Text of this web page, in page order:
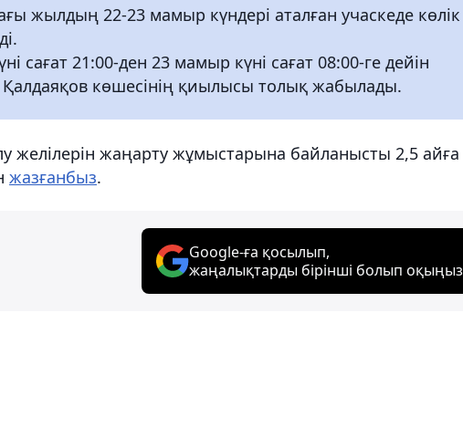
жылдың 22-23 мамыр күндері аталған учаскеде көлік
сағат 21:00-ден 23 мамыр күні сағат 08:00-ге дейін
Қалдаяқов көшесінің қиылысы толық жабылады.
желілерін жаңарту жұмыстарына байланысты 2,5 айға
жазғанбыз.
Google-ға қосылып,
жаңалықтарды бірінші болып оқыңыз